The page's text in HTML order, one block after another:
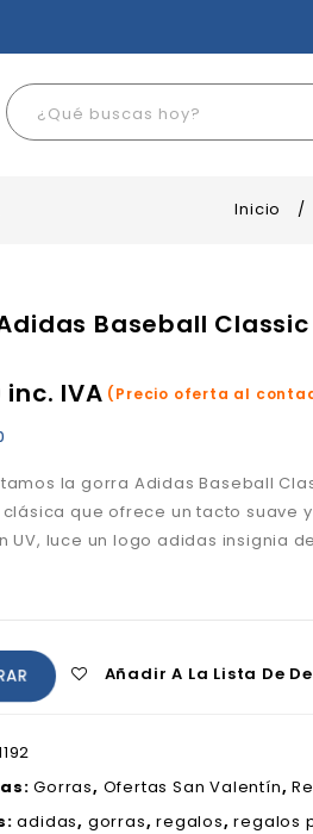
Inicio /
Baseball
inc. IVA (Precio oferta al
la gorra Adidas Baseball
que ofrece un tacto suave
UV, luce un logo adidas insignia
Añadir A La Lista De
Gorras, Ofertas San Valentín,
adidas, gorras,regalos,regalos